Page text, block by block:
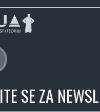
SE ZA